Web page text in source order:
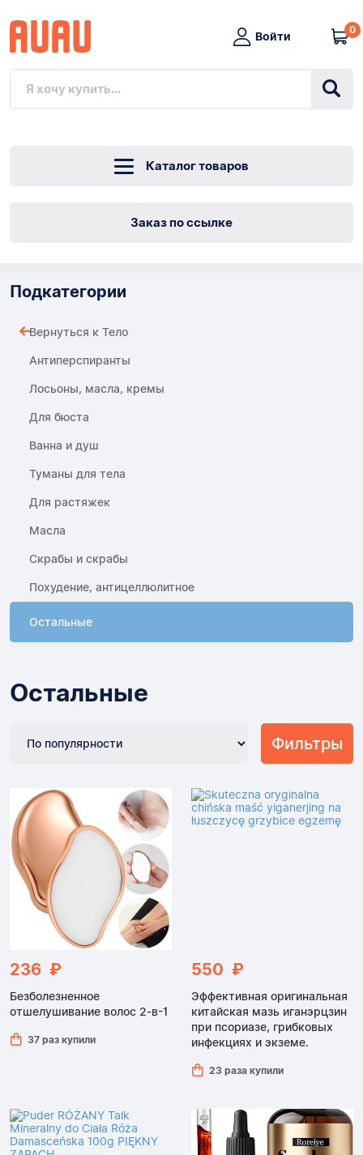
Войти
0
Каталог товаров
Заказ по ссылке
Подкатегории
Вернуться к Тело
Антиперспиранты
Лосьоны, масла, кремы
Для бюста
Ванна и душ
Туманы для тела
Для растяжек
Масла
Скрабы и скрабы
Похудение, антицеллюлитное
Остальные
Остальные
Фильтры
236 ₽
Безболезненное
отшелушивание волос 2-в-1
37 раз купили
550 ₽
Эффективная оригинальная
китайская мазь иганэрцзин
при псориазе, грибковых
инфекциях и экземе.
23 раза купили